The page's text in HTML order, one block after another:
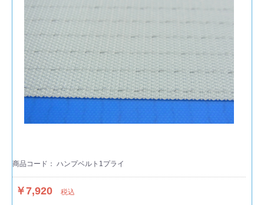
商品コード： ハンプベルト1プライ
￥7,920 税込